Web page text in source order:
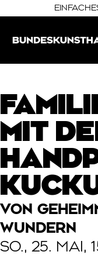
Direkt zur
Direkt zum
MIT
VON
WUNDERN
SO., 25. MAI,